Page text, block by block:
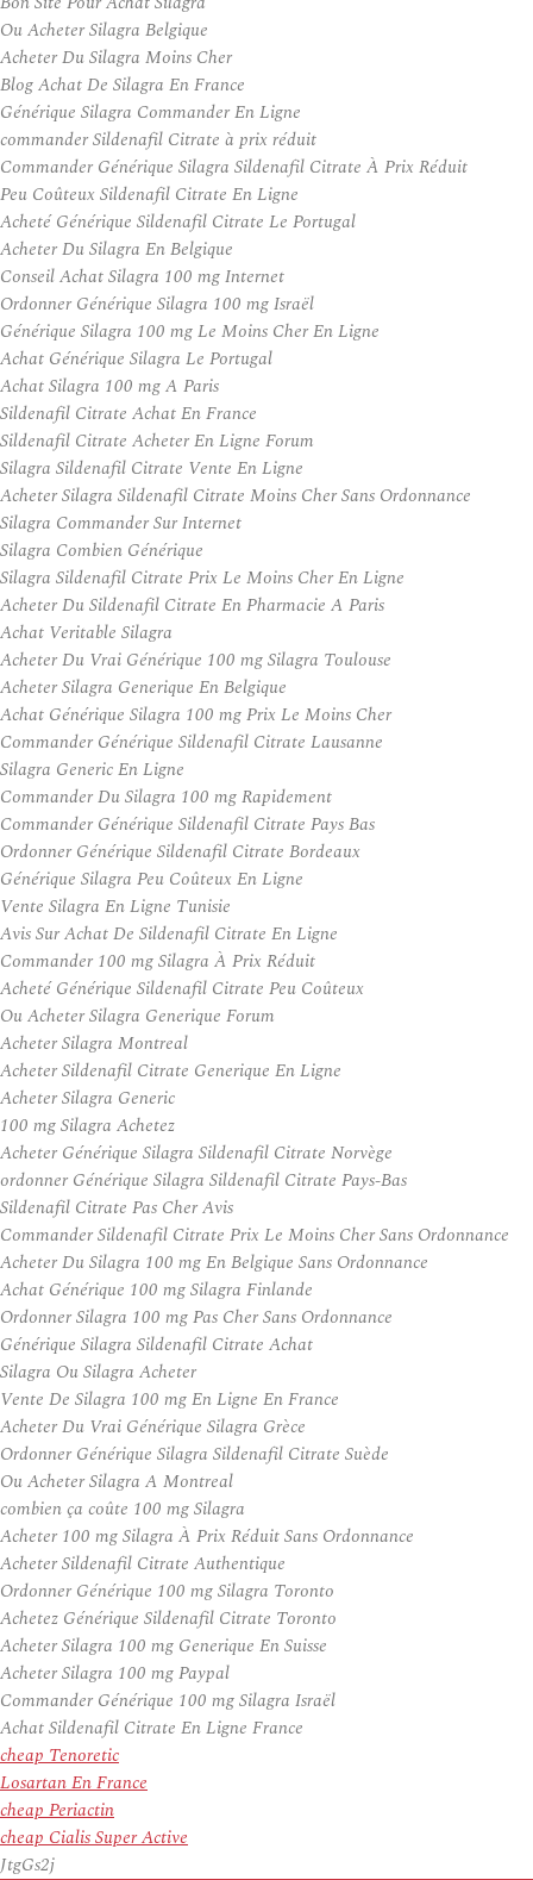
Ou Acheter Silagra Belgique
Acheter Du Silagra Moins Cher
Blog Achat De Silagra En France
Générique Silagra Commander En Ligne
commander Sildenafil Citrate à prix réduit
Commander Générique Silagra Sildenafil Citrate À Prix Réduit
Peu Coûteux Sildenafil Citrate En Ligne
Acheté Générique Sildenafil Citrate Le Portugal
Acheter Du Silagra En Belgique
Conseil Achat Silagra 100 mg Internet
Ordonner Générique Silagra 100 mg Israël
Générique Silagra 100 mg Le Moins Cher En Ligne
Achat Générique Silagra Le Portugal
Achat Silagra 100 mg A Paris
Sildenafil Citrate Achat En France
Sildenafil Citrate Acheter En Ligne Forum
Silagra Sildenafil Citrate Vente En Ligne
Acheter Silagra Sildenafil Citrate Moins Cher Sans Ordonnance
Silagra Commander Sur Internet
Silagra Combien Générique
Silagra Sildenafil Citrate Prix Le Moins Cher En Ligne
Acheter Du Sildenafil Citrate En Pharmacie A Paris
Achat Veritable Silagra
Acheter Du Vrai Générique 100 mg Silagra Toulouse
Acheter Silagra Generique En Belgique
Achat Générique Silagra 100 mg Prix Le Moins Cher
Commander Générique Sildenafil Citrate Lausanne
Silagra Generic En Ligne
Commander Du Silagra 100 mg Rapidement
Commander Générique Sildenafil Citrate Pays Bas
Ordonner Générique Sildenafil Citrate Bordeaux
Générique Silagra Peu Coûteux En Ligne
Vente Silagra En Ligne Tunisie
Avis Sur Achat De Sildenafil Citrate En Ligne
Commander 100 mg Silagra À Prix Réduit
Acheté Générique Sildenafil Citrate Peu Coûteux
Ou Acheter Silagra Generique Forum
Acheter Silagra Montreal
Acheter Sildenafil Citrate Generique En Ligne
Acheter Silagra Generic
100 mg Silagra Achetez
Acheter Générique Silagra Sildenafil Citrate Norvège
ordonner Générique Silagra Sildenafil Citrate Pays-Bas
Sildenafil Citrate Pas Cher Avis
Commander Sildenafil Citrate Prix Le Moins Cher Sans Ordonnance
Acheter Du Silagra 100 mg En Belgique Sans Ordonnance
Achat Générique 100 mg Silagra Finlande
Ordonner Silagra 100 mg Pas Cher Sans Ordonnance
Générique Silagra Sildenafil Citrate Achat
Silagra Ou Silagra Acheter
Vente De Silagra 100 mg En Ligne En France
Acheter Du Vrai Générique Silagra Grèce
Ordonner Générique Silagra Sildenafil Citrate Suède
Ou Acheter Silagra A Montreal
combien ça coûte 100 mg Silagra
Acheter 100 mg Silagra À Prix Réduit Sans Ordonnance
Acheter Sildenafil Citrate Authentique
Ordonner Générique 100 mg Silagra Toronto
Achetez Générique Sildenafil Citrate Toronto
Acheter Silagra 100 mg Generique En Suisse
Acheter Silagra 100 mg Paypal
Commander Générique 100 mg Silagra Israël
Achat Sildenafil Citrate En Ligne France
cheap Tenoretic
Losartan En France
cheap Periactin
cheap Cialis Super Active
JtgGs2j